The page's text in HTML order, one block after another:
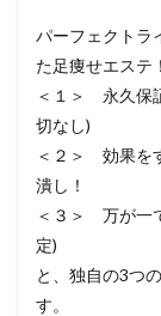
パーフェクトラ
た足痩せエステ！
＜１＞ 永久保
切なし)
＜２＞ 効果を
潰し！
＜３＞ 万が一
定)
と、独自の3つ
す。